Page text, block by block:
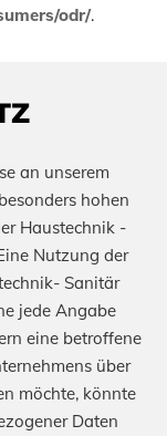
odr/.
an unserem
hohen
Haustechnik -
Nutzung der
Sanitär
jede Angabe
eine betroffene
über
möchte, könnte
Daten